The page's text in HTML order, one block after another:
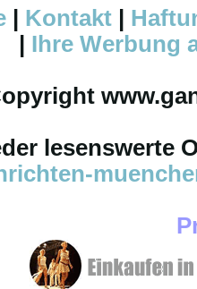
Kontakt
Ihre Werbung
lesenswerte